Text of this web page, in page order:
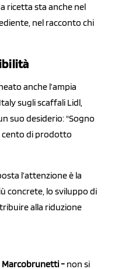
ricetta sta anche nel
nel racconto chi
anche l’ampia
sugli scaffali Lidl,
suo desiderio: "Sogno
cento di prodotto
l’attenzione è la
concrete, lo sviluppo di
alla riduzione
Marcobrunetti - non si